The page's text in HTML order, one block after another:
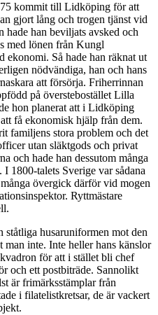
kommit till Lidköping för att
gjort lång och trogen tjänst vid
hade han beviljats avsked och
med lönen från Kungl
ekonomi. Så hade han räknat ut
nödvändiga, han och hans
att försörja. Friherrinnan
på överstebostället Lilla
hon planerat att i Lidköping
få ekonomisk hjälp från dem.
familjens stora problem och det
utan släktgods och privat
och hade han dessutom många
1800-talets Sverige var sådana
övergick därför vid mogen
Ryttmästare
ståtliga husaruniformen mot den
man inte. Inte heller hans känslor
för att i stället bli chef
och ett postbiträde. Sannolikt
är frimärksstämplar från
i filatelistkretsar, de är vackert